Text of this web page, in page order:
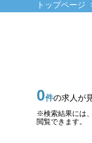
トップページ
0件の求人が
※検索結果には
閲覧できます。